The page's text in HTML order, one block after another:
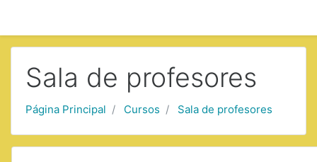
Sala de profesores
Página Principal Cursos Sala de profesores